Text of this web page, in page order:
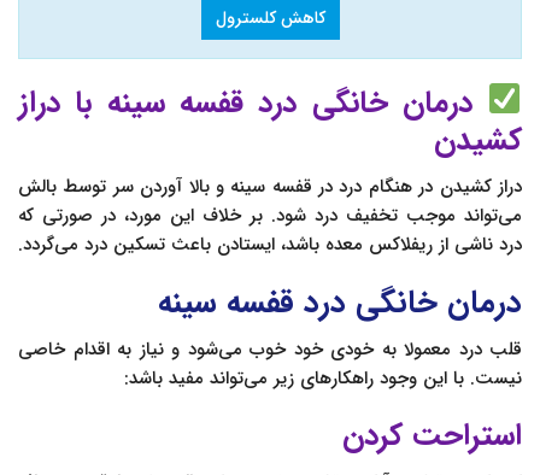
کاهش کلسترول
درمان خانگی درد قفسه سينه با دراز
کشیدن
دراز کشیدن در هنگام درد در قفسه سینه و بالا آوردن سر توسط بالش
می‌تواند موجب تخفیف درد شود. بر خلاف این مورد، در صورتی که
درد ناشی از ریفلاکس معده باشد، ایستادن باعث تسکین درد می‌گردد.
درمان خانگی درد قفسه سینه
قلب درد معمولا به خودی خود خوب می‌شود و نیاز به اقدام خاصی
نیست. با این وجود راهکارهای زیر می‌تواند مفید باشد:
استراحت کردن